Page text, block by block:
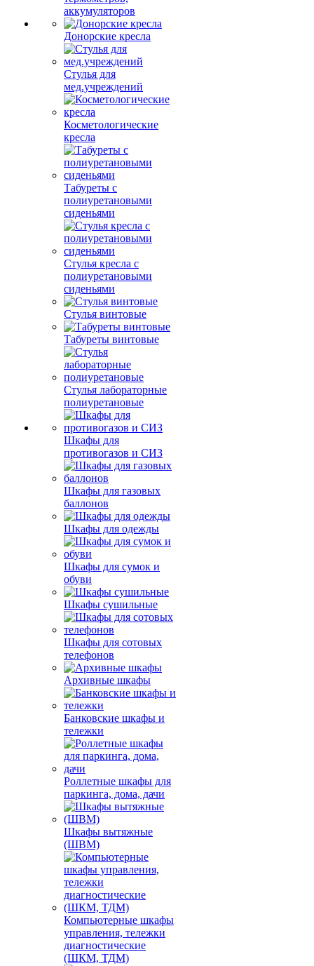
аккумуляторов
Донорские кресла
Стулья для
мед.учреждений
Косметологические
кресла
Табуреты с
полиуретановыми
сиденьями
Стулья кресла с
полиуретановыми
сиденьями
Стулья винтовые
Табуреты винтовые
Стулья лабораторные
полиуретановые
Шкафы для
противогазов и СИЗ
Шкафы для газовых
баллонов
Шкафы для одежды
Шкафы для сумок и
обуви
Шкафы сушильные
Шкафы для сотовых
телефонов
Архивные шкафы
Банковские шкафы и
тележки
Роллетные шкафы для
паркинга, дома, дачи
Шкафы вытяжные
(ШВМ)
Компьютерные шкафы
управления, тележки
диагностические
(ШКМ, ТДМ)